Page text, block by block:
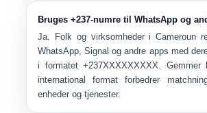
Bruges +237-numre til WhatsApp og
Ja. Folk og virksomheder i Cameroun
WhatsApp, Signal og andre apps med
i formatet+237XXXXXXXXX. Gemmer
international format forbedrer
enheder og tjenester.